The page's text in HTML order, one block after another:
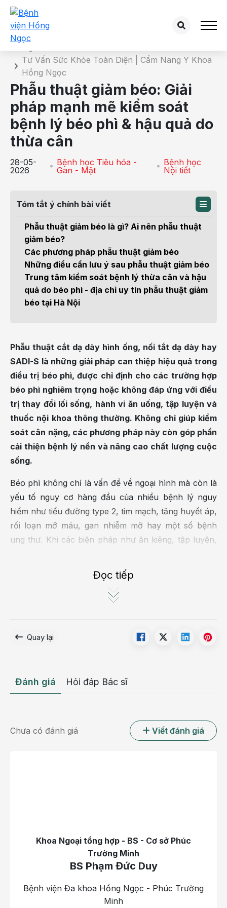
Chi tiết bài tư vấn
Tư Vấn Sức Khỏe Toàn Diện | Cẩm Nang Y Khoa
Hồng Ngọc
Phẫu thuật giảm béo: Giải
pháp mạnh mẽ kiểm soát
bệnh lý béo phì & hậu quả do
thừa cân
28-05-
2026
Bệnh học Tiêu hóa -
Gan - Mật
Bệnh học
Nội tiết
Tóm tắt ý chính bài viết
Phẫu thuật giảm béo là gì? Ai nên phẫu thuật
giảm béo?
Các phương pháp phẫu thuật giảm béo
Những điều cần lưu ý sau phẫu thuật giảm béo
Trung tâm kiểm soát bệnh lý thừa cân và hậu
quả do béo phì - địa chỉ uy tín phẫu thuật giảm
béo tại Hà Nội
Phẫu thuật cắt dạ dày hình ống, nối tắt dạ dày hay
SADI-S là những giải pháp can thiệp hiệu quả trong
điều trị béo phì, được chỉ định cho các trường hợp
béo phì nghiêm trọng hoặc không đáp ứng với điều
trị thay đổi lối sống, hành vi ăn uống, tập luyện và
thuốc nội khoa thông thường. Không chỉ giúp kiểm
soát cân nặng, các phương pháp này còn góp phần
cải thiện bệnh lý nền và nâng cao chất lượng cuộc
sống.
Béo phì không chỉ là vấn đề về ngoại hình mà còn là
yếu tố nguy cơ hàng đầu của nhiều bệnh lý nguy
hiểm như tiểu đường type 2, tim mạch, tăng huyết áp,
rối loạn mỡ máu, gan nhiễm mỡ hay một số bệnh
ung thư. Khi các biện pháp như ăn kiêng, tập luyện,
béo trở thành giải pháp tối ưu giúp kiểm soát cân
nặng bền vững và phòng ngừa biến chứng lâu dài.
Phẫu thuật giảm béo là gì? Ai nên phẫu
sức khỏe toàn diện. Các kỹ thuật này tác động trực
tiếp đến hệ tiêu hóa để kiểm soát lượng thức ăn và
Giảm dung tích dạ dày:
Giúp người bệnh
nhanh no, hạn chế lượng thức ăn nạp vào mỗi
Người béo phì (BMI > 35 hoặc từ 30 đến 34.9
có bệnh lý đi kèm liên quan tới béo phì): Đặc
biệt khi có các bệnh nền liên quan như tiểu
đường hoặc tim mạch.
Thất bại với phương pháp giảm cân khác: Đã
áp dụng ăn kiêng, tập luyện nhưng không đạt
Đọc tiếp
Quay lại
Đánh giá Hỏi đáp Bác sĩ
Chưa có đánh giá Viết đánh giá
Khoa Ngoại tổng hợp - BS - Cơ sở Phúc
Trường Minh
BS Phạm Đức Duy
Bệnh viện Đa khoa Hồng Ngọc - Phúc Trường
Minh